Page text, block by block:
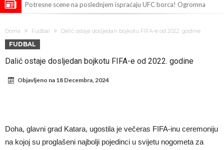
Potresne scene na poslednjem ispraćaju UFC borca! Ogromna
turniru! Povređeno još 12 igrača!
Kapiten slavnog kluba pretučen nasmrt pred svojim domom, cela
ponudu
Osimen želi u Atletiko: Šta mislite o ovoj zameni?
Doma Fudbal Dalić ostaje dosljedan bojkotu FIFA-e od 2022. godine
FUDBAL
Dalić ostaje dosljedan bojkotu FIFA-e od 2022. godine
Objavljeno na 18 Decembra, 2024
Doha, glavni grad Katara, ugostila je večeras FIFA-inu ceremoniju
na kojoj su proglašeni najbolji pojedinci u svijetu nogometa za